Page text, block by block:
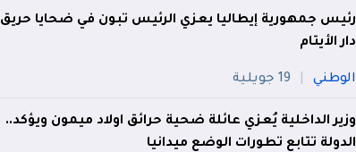
رئيس جمهورية إيطاليا يعزي الرئيس تبون في ضحايا حريق
دار الأيتام
الوطني 19 جويلية
وزير الداخلية يُعزي عائلة ضحية حرائق اولاد ميمون ويؤكد..
الدولة تتابع تطورات الوضع ميدانيا